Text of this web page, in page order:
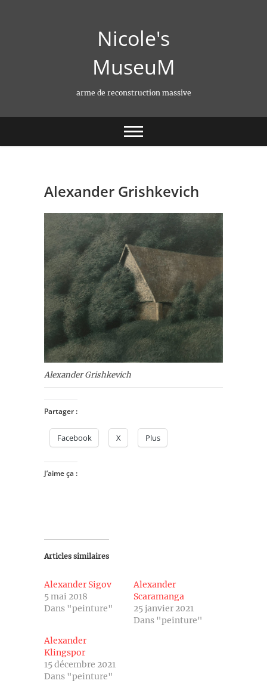
Nicole's
MuseuM
arme de reconstruction massive
Alexander Grishkevich
Alexander Grishkevich
Partager :
Facebook X Plus
J’aime ça :
Articles similaires
Alexander Sigov
5 mai 2018
Dans "peinture"
Alexander
Scaramanga
25 janvier 2021
Dans "peinture"
Alexander
Klingspor
15 décembre 2021
Dans "peinture"